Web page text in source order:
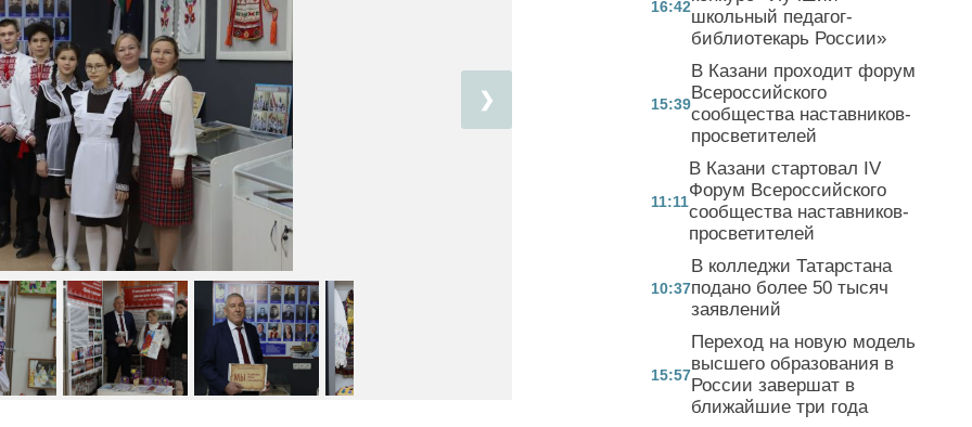
❯
16:42школьный педагог-
библиотекарь России»
15:39
В Казани проходит форум
Всероссийского
сообщества наставников-
просветителей
11:11
В Казани стартовал IV
Форум Всероссийского
сообщества наставников-
просветителей
10:37
В колледжи Татарстана
подано более 50 тысяч
заявлений
15:57
Переход на новую модель
высшего образования в
России завершат в
ближайшие три года